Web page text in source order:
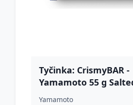
Tyčinka: CrismyBAR -
Yamamoto 55 g
Pretzel
Yamamoto